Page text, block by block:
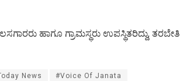
ಹಾಗೂ ಗ್ರಾಮಸ್ಥರು ಉಪಸ್ಥಿತರಿದ್ದು, ತರಬೇತಿ
News #Voice Of Janata